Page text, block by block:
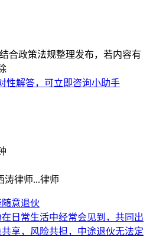
合政策法规整理发布，若内容有
性解答，可立即咨询小助手
涛律师...律师
意退伙
日常生活中经常会见到，共同出
享，风险共担，中途退伙无法定